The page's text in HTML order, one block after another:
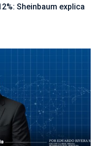
Sheinbaum explica